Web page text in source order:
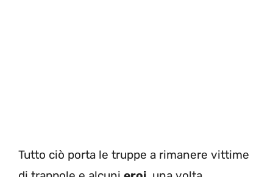
Tutto ciò porta le truppe a rimanere vittime